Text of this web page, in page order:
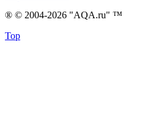
® © 2004-2026 "AQA.ru" ™
Top